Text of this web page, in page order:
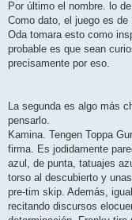
Por último el nombre. lo
Como dato, el juego es
Oda tomara esto como
probable es que sean
precisamente por eso.
La segunda es algo más
pensarlo.
Kamina. Tengen Toppa
firma. Es jodidamente
azul, de punta, tatuajes
torso al descubierto y
pre-tim skip. Además,
recitando discursos